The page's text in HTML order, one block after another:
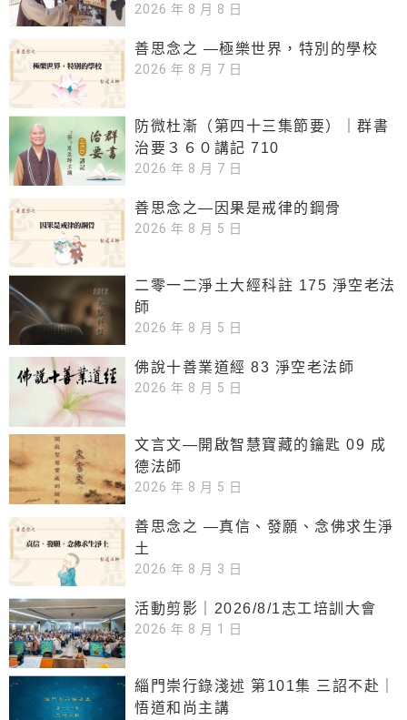
2026 年 8 月 8 日
善思念之 —極樂世界，特別的學校
2026 年 8 月 7 日
防微杜漸（第四十三集節要）｜群書
治要３６０講記 710
2026 年 8 月 7 日
善思念之—因果是戒律的鋼骨
2026 年 8 月 5 日
二零一二淨土大經科註 175 淨空老法
師
2026 年 8 月 5 日
佛說十善業道經 83 淨空老法師
2026 年 8 月 5 日
文言文—開啟智慧寶藏的鑰匙 09 成
德法師
2026 年 8 月 5 日
善思念之 —真信、發願、念佛求生淨
土
2026 年 8 月 3 日
活動剪影｜2026/8/1志工培訓大會
2026 年 8 月 1 日
緇門崇行錄淺述 第101集 三詔不赴｜
悟道和尚主講